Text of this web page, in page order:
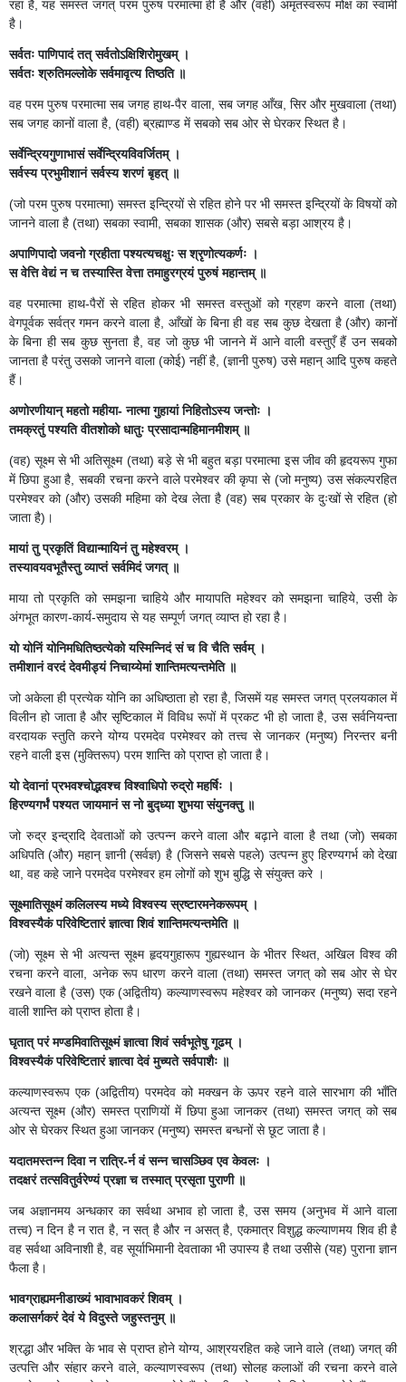
रहा है, यह समस्त जगत् परम पुरुष परमात्मा ही है और (वही) अमृतस्वरूप मोक्ष का स्वामी
है।
सर्वतः पाणिपादं तत् सर्वतोऽक्षिशिरोमुखम् ।
सर्वतः श्रुतिमल्लोके सर्वमावृत्य तिष्ठति ॥
वह परम पुरुष परमात्मा सब जगह हाथ-पैर वाला, सब जगह आँख, सिर और मुखवाला (तथा)
सब जगह कानों वाला है, (वही) ब्रह्माण्ड में सबको सब ओर से घेरकर स्थित है।
सर्वेन्द्रियगुणाभासं सर्वेन्द्रियविवर्जितम् ।
सर्वस्य प्रभुमीशानं सर्वस्य शरणं बृहत् ॥
(जो परम पुरुष परमात्मा) समस्त इन्द्रियों से रहित होने पर भी समस्त इन्द्रियों के विषयों को
जानने वाला है (तथा) सबका स्वामी, सबका शासक (और) सबसे बड़ा आश्रय है।
अपाणिपादो जवनो ग्रहीता पश्यत्यचक्षुः स श्रृणोत्यकर्णः ।
स वेत्ति वेद्यं न च तस्यास्ति वेत्ता तमाहुरग्रयं पुरुषं महान्तम् ॥
वह परमात्मा हाथ-पैरों से रहित होकर भी समस्त वस्तुओं को ग्रहण करने वाला (तथा)
वेगपूर्वक सर्वत्र गमन करने वाला है, आँखों के बिना ही वह सब कुछ देखता है (और) कानों
के बिना ही सब कुछ सुनता है, वह जो कुछ भी जानने में आने वाली वस्तुएँ हैं उन सबको
जानता है परंतु उसको जानने वाला (कोई) नहीं है, (ज्ञानी पुरुष) उसे महान् आदि पुरुष कहते
हैं।
अणोरणीयान् महतो महीया- नात्मा गुहायां निहितोऽस्य जन्तोः ।
तमक्रतुं पश्यति वीतशोको धातुः प्रसादान्महिमानमीशम् ॥
(वह) सूक्ष्म से भी अतिसूक्ष्म (तथा) बड़े से भी बहुत बड़ा परमात्मा इस जीव की हृदयरूप गुफा
में छिपा हुआ है, सबकी रचना करने वाले परमेश्वर की कृपा से (जो मनुष्य) उस संकल्परहित
परमेश्वर को (और) उसकी महिमा को देख लेता है (वह) सब प्रकार के दुःखों से रहित (हो
जाता है)।
मायां तु प्रकृतिं विद्यान्मायिनं तु महेश्वरम् ।
तस्यावयवभूतैस्तु व्याप्तं सर्वमिदं जगत् ॥
माया तो प्रकृति को समझना चाहिये और मायापति महेश्वर को समझना चाहिये, उसी के
अंगभूत कारण-कार्य-समुदाय से यह सम्पूर्ण जगत् व्याप्त हो रहा है।
यो योनिं योनिमधितिष्ठत्येको यस्मिन्निदं सं च वि चैति सर्वम् ।
तमीशानं वरदं देवमीड्यं निचाय्येमां शान्तिमत्यन्तमेति ॥
जो अकेला ही प्रत्येक योनि का अधिष्ठाता हो रहा है, जिसमें यह समस्त जगत् प्रलयकाल में
विलीन हो जाता है और सृष्टिकाल में विविध रूपों में प्रकट भी हो जाता है, उस सर्वनियन्ता
वरदायक स्तुति करने योग्य परमदेव परमेश्वर को तत्त्व से जानकर (मनुष्य) निरन्तर बनी
रहने वाली इस (मुक्तिरूप) परम शान्ति को प्राप्त हो जाता है।
यो देवानां प्रभवश्चोद्भवश्च विश्वाधिपो रुद्रो महर्षिः ।
हिरण्यगर्भं पश्यत जायमानं स नो बुद्ध्या शुभया संयुनक्तु ॥
जो रुद्र इन्द्रादि देवताओं को उत्पन्न करने वाला और बढ़ाने वाला है तथा (जो) सबका
अधिपति (और) महान् ज्ञानी (सर्वज्ञ) है (जिसने सबसे पहले) उत्पन्न हुए हिरण्यगर्भ को देखा
था, वह कहे जाने परमदेव परमेश्वर हम लोगों को शुभ बुद्धि से संयुक्त करे ।
सूक्ष्मातिसूक्ष्मं कलिलस्य मध्ये विश्वस्य स्रष्टारमनेकरूपम् ।
विश्वस्यैकं परिवेष्टितारं ज्ञात्वा शिवं शान्तिमत्यन्तमेति ॥
(जो) सूक्ष्म से भी अत्यन्त सूक्ष्म हृदयगुहारूप गुह्यस्थान के भीतर स्थित, अखिल विश्व की
रचना करने वाला, अनेक रूप धारण करने वाला (तथा) समस्त जगत् को सब ओर से घेर
रखने वाला है (उस) एक (अद्वितीय) कल्याणस्वरूप महेश्वर को जानकर (मनुष्य) सदा रहने
वाली शान्ति को प्राप्त होता है।
घृतात् परं मण्डमिवातिसूक्ष्मं ज्ञात्वा शिवं सर्वभूतेषु गूढम् ।
विश्वस्यैकं परिवेष्टितारं ज्ञात्वा देवं मुच्यते सर्वपाशैः ॥
कल्याणस्वरूप एक (अद्वितीय) परमदेव को मक्खन के ऊपर रहने वाले सारभाग की भाँति
अत्यन्त सूक्ष्म (और) समस्त प्राणियों में छिपा हुआ जानकर (तथा) समस्त जगत् को सब
ओर से घेरकर स्थित हुआ जानकर (मनुष्य) समस्त बन्धनों से छूट जाता है।
यदातमस्तन्न दिवा न रात्रि-र्न वं सन्न चासञ्छिव एव केवलः ।
तदक्षरं तत्सवितुर्वरेण्यं प्रज्ञा च तस्मात् प्रसृता पुराणी ॥
जब अज्ञानमय अन्धकार का सर्वथा अभाव हो जाता है, उस समय (अनुभव में आने वाला
तत्त्व) न दिन है न रात है, न सत् है और न असत् है, एकमात्र विशुद्ध कल्याणमय शिव ही है
वह सर्वथा अविनाशी है, वह सूर्याभिमानी देवताका भी उपास्य है तथा उसीसे (यह) पुराना ज्ञान
फैला है।
भावग्राह्यमनीडाख्यं भावाभावकरं शिवम् ।
कलासर्गकरं देवं ये विदुस्ते जहुस्तनुम् ॥
श्रद्धा और भक्ति के भाव से प्राप्त होने योग्य, आश्रयरहित कहे जाने वाले (तथा) जगत् की
उत्पत्ति और संहार करने वाले, कल्याणस्वरूप (तथा) सोलह कलाओं की रचना करने वाले